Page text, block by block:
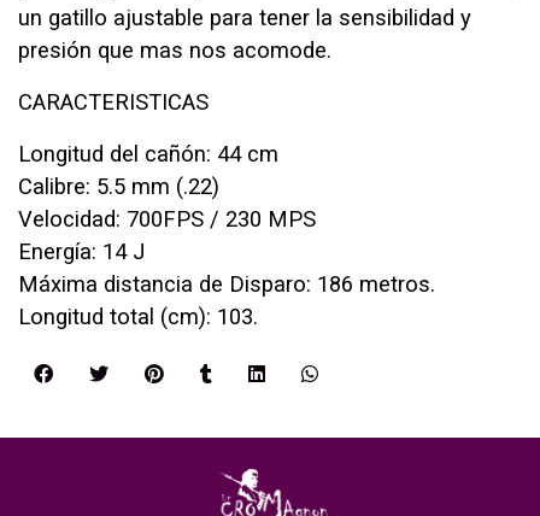
un gatillo ajustable para tener la sensibilidad y
presión que mas nos acomode.
CARACTERISTICAS
Longitud del cañón: 44 cm
Calibre: 5.5 mm (.22)
Velocidad: 700FPS / 230 MPS
Energía: 14 J
Máxima distancia de Disparo: 186 metros.
Longitud total (cm): 103.